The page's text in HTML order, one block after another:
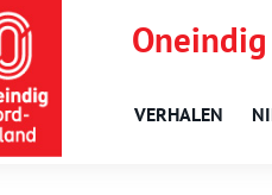
VERHALEN